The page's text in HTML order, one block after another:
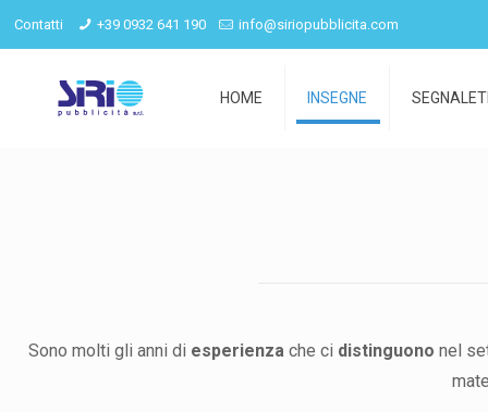
Contatti +39 0932 641 190 info@siriopubblicita.com
HOME INSEGNE
Sono molti gli anni di esperienzache ci distinguono nel